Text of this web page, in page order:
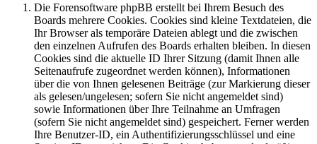
Die Forensoftware phpBB erstellt bei Ihrem Besuch des
Boards mehrere Cookies. Cookies sind kleine Textdateien, die
Ihr Browser als temporäre Dateien ablegt und die zwischen
den einzelnen Aufrufen des Boards erhalten bleiben. In diesen
Cookies sind die aktuelle ID Ihrer Sitzung (damit Ihnen alle
Seitenaufrufe zugeordnet werden können), Informationen
über die von Ihnen gelesenen Beiträge (zur Markierung dieser
als gelesen/ungelesen; sofern Sie nicht angemeldet sind)
sowie Informationen über Ihre Teilnahme an Umfragen
(sofern Sie nicht angemeldet sind) gespeichert. Ferner werden
Ihre Benutzer-ID, ein Authentifizierungsschlüssel und eine